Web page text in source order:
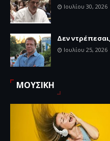
Ιουλίου 30, 2026
Δεν
Ιουλίου 25, 2026
ΜΟΥΣΙΚΗ